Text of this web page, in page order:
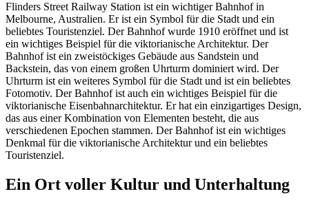
Flinders Street Railway Station ist ein wichtiger Bahnhof in
Melbourne, Australien. Er ist ein Symbol für die Stadt und ein
beliebtes Touristenziel. Der Bahnhof wurde 1910 eröffnet und ist
ein wichtiges Beispiel für die viktorianische Architektur. Der
Bahnhof ist ein zweistöckiges Gebäude aus Sandstein und
Backstein, das von einem großen Uhrturm dominiert wird. Der
Uhrturm ist ein weiteres Symbol für die Stadt und ist ein beliebtes
Fotomotiv. Der Bahnhof ist auch ein wichtiges Beispiel für die
viktorianische Eisenbahnarchitektur. Er hat ein einzigartiges Design,
das aus einer Kombination von Elementen besteht, die aus
verschiedenen Epochen stammen. Der Bahnhof ist ein wichtiges
Denkmal für die viktorianische Architektur und ein beliebtes
Touristenziel.
Ein Ort voller Kultur und Unterhaltung